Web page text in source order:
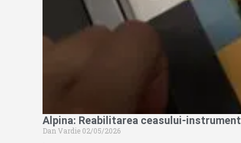
Alpina: Reabilitarea ceasului-instrument
Dan Vardie 02/05/2026